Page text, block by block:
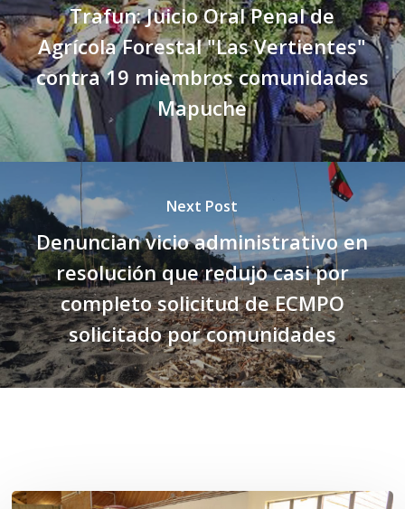
Trafun: Juicio Oral Penal de
Agrícola Forestal "Las Vertientes"
contra 19 miembros comunidades
Mapuche
Next Post
Denuncian vicio administrativo en
resolución que redujo casi por
completo solicitud de ECMPO
solicitado por comunidades